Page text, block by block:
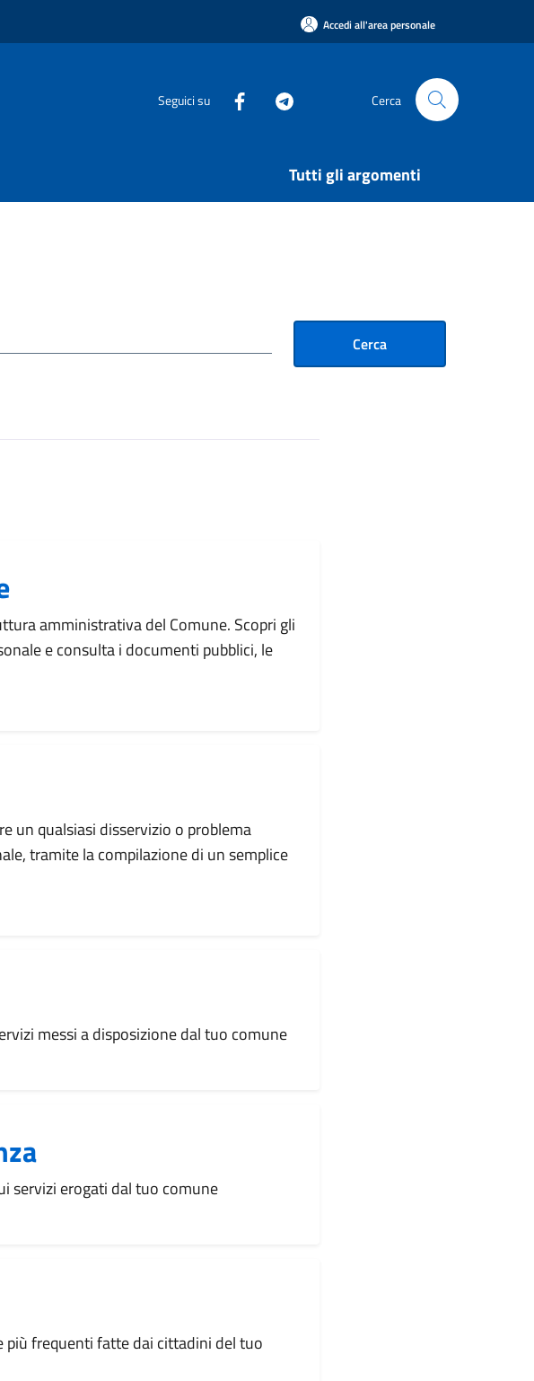
Accedi all'area personale
Seguici su Cerca
Tutti gli argomenti
Cerca
amministrativa del Comune. Scopri gli
e consulta i documenti pubblici, le
un qualsiasi disservizio o problema
tramite la compilazione di un semplice
messi a disposizione dal tuo comune
servizi erogati dal tuo comune
più frequenti fatte dai cittadini del tuo